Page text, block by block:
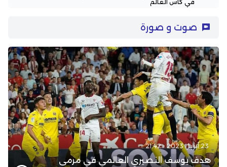
في كأس العالم
صوت و صورة
23 أبريل 2023 - 21:42
هدف يوسف النصيري العالمي في مرمى